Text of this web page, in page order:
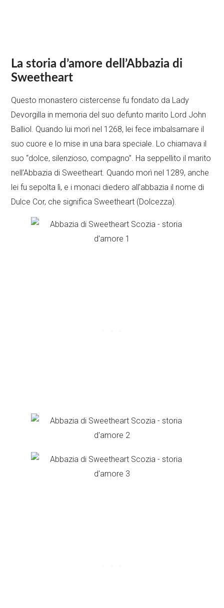
La storia d’amore dell’Abbazia di
Sweetheart
Questo monastero cistercense fu fondato da Lady
Devorgilla in memoria del suo defunto marito Lord John
Balliol. Quando lui morì nel 1268, lei fece imbalsamare il
suo cuore e lo mise in una bara speciale. Lo chiamava il
suo “dolce, silenzioso, compagno”. Ha seppellito il marito
nell’Abbazia di Sweetheart. Quando morì nel 1289, anche
lei fu sepolta lì, e i monaci diedero all’abbazia il nome di
Dulce Cor, che significa Sweetheart (Dolcezza).